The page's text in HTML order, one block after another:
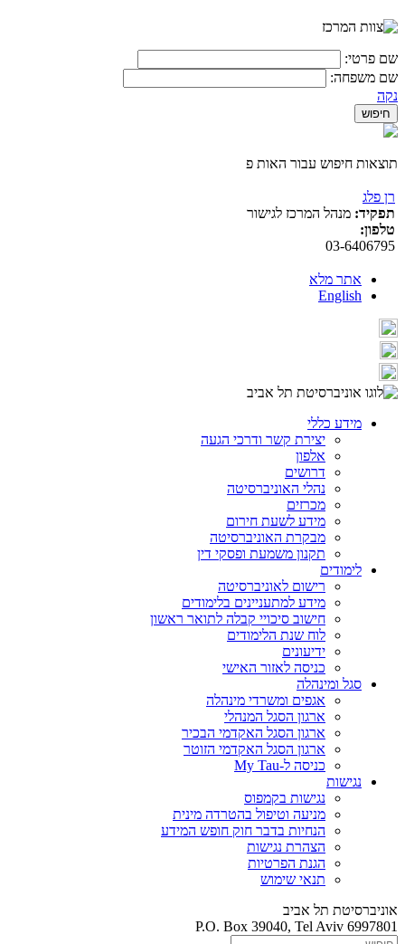
שם פרטי:
שם משפחה:
נקה
תוצאות חיפוש עבור האות פ
רן פלג
תפקיד: מנהל המרכז לגישור
טלפון:
03-6406795
אתר מלא
English
מידע כללי
יצירת קשר ודרכי הגעה
אלפון
דרושים
נהלי האוניברסיטה
מכרזים
מידע לשעת חירום
מבקרת האוניברסיטה
תקנון משמעת ופסקי דין
לימודים
רישום לאוניברסיטה
מידע למתעניינים בלימודים
חישוב סיכויי קבלה לתואר ראשון
לוח שנת הלימודים
ידיעונים
כניסה לאזור האישי
סגל ומינהלה
אגפים ומשרדי מינהלה
ארגון הסגל המנהלי
ארגון הסגל האקדמי הבכיר
ארגון הסגל האקדמי הזוטר
כניסה ל-My Tau
נגישות
נגישות בקמפוס
מניעה וטיפול בהטרדה מינית
הנחיות בדבר חוק חופש המידע
הצהרת נגישות
הגנת הפרטיות
תנאי שימוש
אוניברסיטת תל אביב
P.O. Box 39040, Tel Aviv 6997801